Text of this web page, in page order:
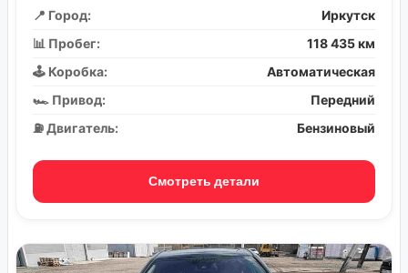
📍 Город:
Иркутск
📊 Пробег:
118 435 км
🕹️ Коробка:
Автоматическая
🏎️ Привод:
Передний
⛽ Двигатель:
Бензиновый
Смотреть детали